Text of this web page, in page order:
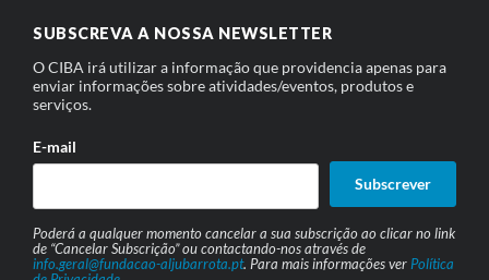
SUBSCREVA A NOSSA NEWSLETTER
O CIBA irá utilizar a informação que providencia apenas para
enviar informações sobre atividades/eventos, produtos e
serviços.
E-mail
Subscrever
Poderá a qualquer momento cancelar a sua subscrição ao clicar no link
de “Cancelar Subscrição” ou contactando-nos através de
info.geral@fundacao-aljubarrota.pt. Para mais informações verPolítica